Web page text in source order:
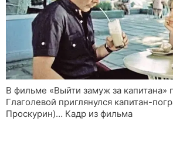
В фильме «Выйти замуж за капитана»
Глаголевой приглянулся капитан-
Проскурин)… Кадр из фильма